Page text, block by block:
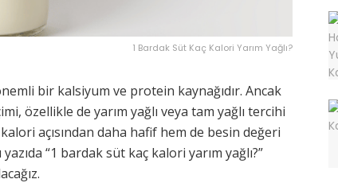
1 Bardak Süt Kaç Kalori Yarım Yağlı?
bir kalsiyum ve protein kaynağıdır. Ancak
özellikle de yarım yağlı veya tam yağlı tercihi
açısından daha hafif hem de besin değeri
“1 bardak süt kaç kalori yarım yağlı?”